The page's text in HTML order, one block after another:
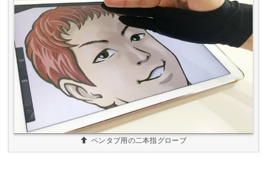
ペンタブ用の二本指グローブ